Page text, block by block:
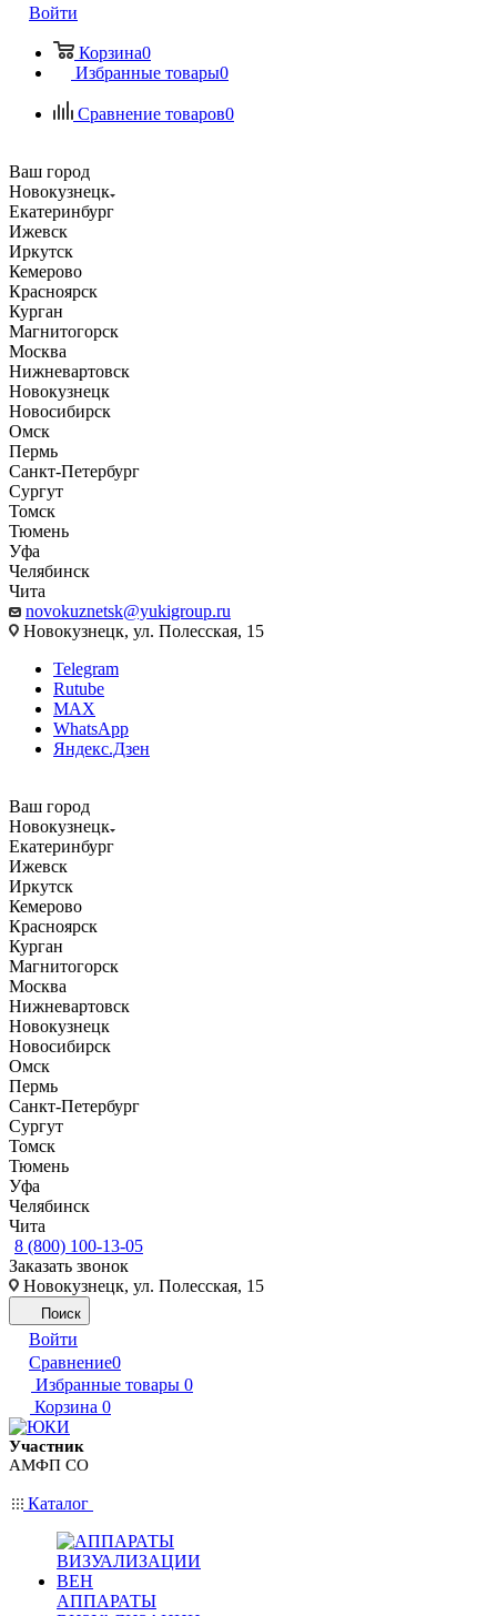
Войти
Корзина0
Избранные товары0
Сравнение товаров0
Ваш город
Новокузнецк
Екатеринбург
Ижевск
Иркутск
Кемерово
Красноярск
Курган
Магнитогорск
Москва
Нижневартовск
Новокузнецк
Новосибирск
Омск
Пермь
Санкт-Петербург
Сургут
Томск
Тюмень
Уфа
Челябинск
Чита
novokuznetsk@yukigroup.ru
Новокузнецк, ул. Полесская, 15
Telegram
Rutube
MAX
WhatsApp
Яндекс.Дзен
Ваш город
Новокузнецк
Екатеринбург
Ижевск
Иркутск
Кемерово
Красноярск
Курган
Магнитогорск
Москва
Нижневартовск
Новокузнецк
Новосибирск
Омск
Пермь
Санкт-Петербург
Сургут
Томск
Тюмень
Уфа
Челябинск
Чита
8 (800) 100-13-05
Заказать звонок
Новокузнецк, ул. Полесская, 15
Поиск
Войти
Сравнение0
Избранные товары 0
Корзина 0
Участник
АМФП СО
Каталог
АППАРАТЫ